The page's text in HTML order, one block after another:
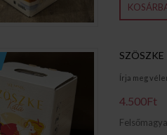
SZÖSZKE
Írja meg
4.500Ft